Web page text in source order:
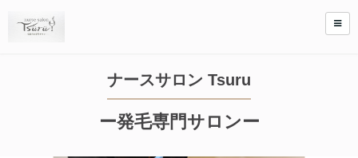
ナースサロン Tsuru
ー発毛専門サロンー